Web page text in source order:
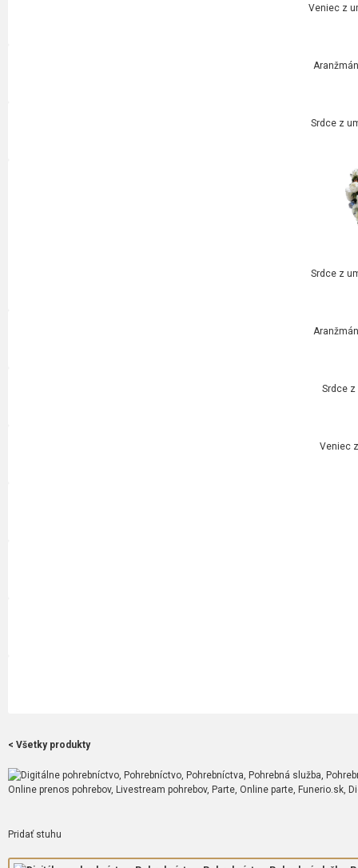
Veniec z
Srdce z
Srdce z
Srdce z
Veniec
< Všetky produkty
Pridať stuhu